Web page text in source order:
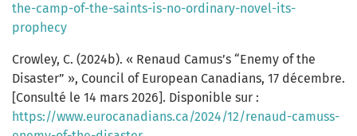
the-camp-of-the-saints-is-no-ordinary-novel-its-
prophecy
Crowley, C. (2024b). « Renaud Camus’s “Enemy of the
Disaster” », Council of European Canadians, 17 décembre.
[Consulté le 14 mars 2026]. Disponible sur :
https://www.eurocanadians.ca/2024/12/renaud-camuss-